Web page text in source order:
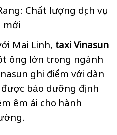
Chất lượng dịch vụ
mới
Mai Linh, taxi Vinasun
ông lớn trong ngành
ghi điểm với dàn
bảo dưỡng định
êm ái cho hành